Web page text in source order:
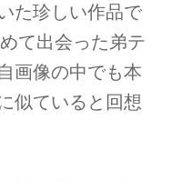
た珍しい作品で
て出会った弟テ
画像の中でも本
似ていると回想